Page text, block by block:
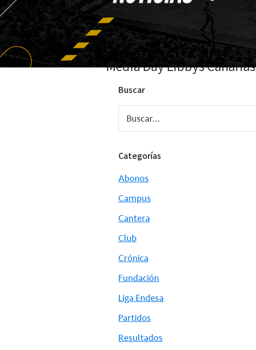
Media Day Libbys Canarias
Buscar
Buscar...
Categorías
Abonos
Campus
Cantera
Club
Crónica
Fundación
Liga Endesa
Partidos
Resultados